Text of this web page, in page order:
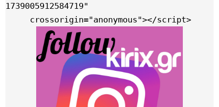
1739005912584719"
     crossorigin="anonymous"></script>